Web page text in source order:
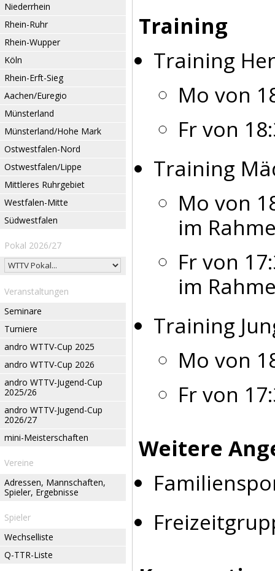
Niederrhein
Rhein-Ruhr
Rhein-Wupper
Köln
Rhein-Erft-Sieg
Aachen/Euregio
Münsterland
Münsterland/Hohe Mark
Ostwestfalen-Nord
Ostwestfalen/Lippe
Mittleres Ruhrgebiet
Westfalen-Mitte
Südwestfalen
Pokal 2026/27
Veranstaltungen
Seminare
Turniere
andro WTTV-Cup 2025
andro WTTV-Cup 2026
andro WTTV-Jugend-Cup
2025/26
andro WTTV-Jugend-Cup
2026/27
mini-Meisterschaften
Vereine
Adressen, Mannschaften,
Spieler, Ergebnisse
Spieler
Wechselliste
Q-TTR-Liste
Training
Training
Mo von
Fr von
Training
Mo von
im
Fr von
im
Training
Mo von
Fr von
Weitere